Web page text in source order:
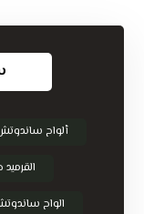
ألواح ساندوتش
الواح